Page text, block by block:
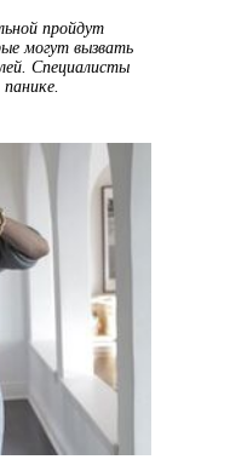
пройдут
могут вызвать
Специалисты